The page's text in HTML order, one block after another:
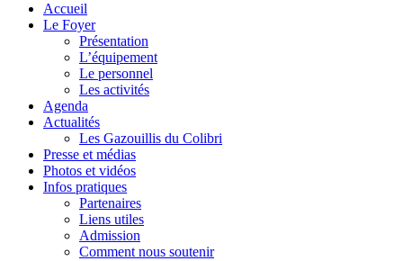
Accueil
Le Foyer
Présentation
L’équipement
Le personnel
Les activités
Agenda
Actualités
Les Gazouillis du Colibri
Presse et médias
Photos et vidéos
Infos pratiques
Partenaires
Liens utiles
Admission
Comment nous soutenir